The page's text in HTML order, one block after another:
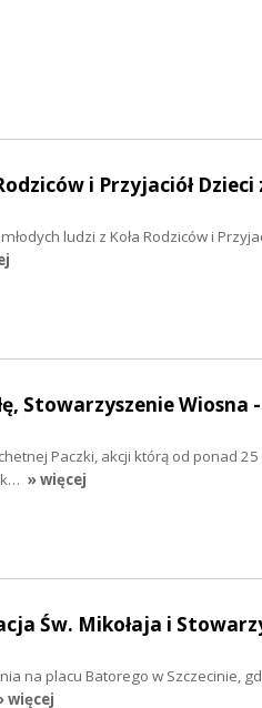
i Przyjaciół Dzieci
ludzi z Koła Rodziców i
Stowarzyszenie Wiosna -
Paczki, akcji którą od ponad 25
» więcej
Św. Mikołaja i
na placu Batorego w Szczecinie,
więcej